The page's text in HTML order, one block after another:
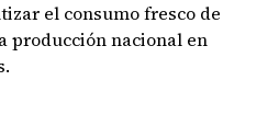
el consumo fresco de
producción nacional en